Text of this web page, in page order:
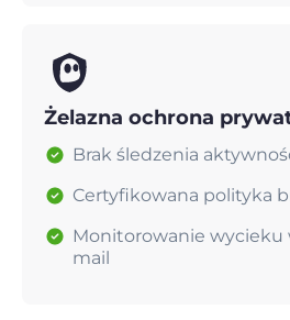
Żelazna ochrona
Brak śledzenia
Certyfikowana polityka
Monitorowanie wycieku
mail